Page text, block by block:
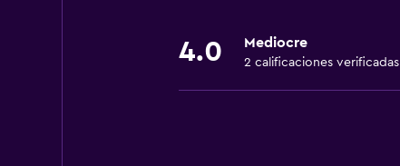
4.0 Mediocre
2 calificaciones verificadas